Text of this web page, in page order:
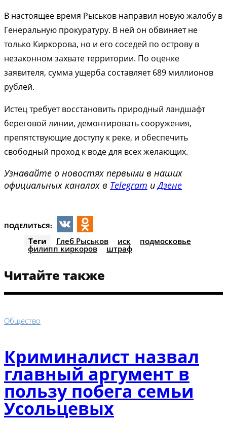
В настоящее время Рыськов направил новую жалобу в
Генеральную прокуратуру. В ней он обвиняет не
только Киркорова, но и его соседей по острову в
незаконном захвате территории. По оценке
заявителя, сумма ущерба составляет 689 миллионов
рублей.
Истец требует восстановить природный ландшафт
береговой линии, демонтировать сооружения,
препятствующие доступу к реке, и обеспечить
свободный проход к воде для всех желающих.
Узнавайте о новостях первыми в наших
официальных каналах в Telegram иДзене
ПОДЕЛИТЬСЯ:
VKOdnoklassniki
Теги Глеб Рыськов иск подмосковье
филипп киркоров штраф
Читайте также
Общество
Криминалист назвал
главный аргумент в
пользу побега семьи
Усольцевых